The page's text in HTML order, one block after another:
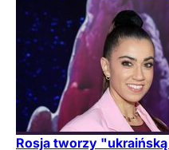
Rosja tworzy